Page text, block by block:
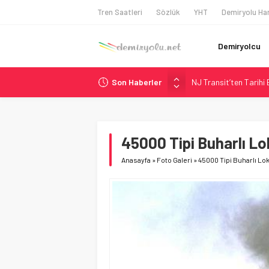
Tren Saatleri Sözlük YHT Demiryolu
Demiryolcu
Son Haberler
NJ Transit’ten Tarihi
Rocky Mountain,
Long Beach
Chicago’da Metra
45000 Tipi Buharlı
Anasayfa » Foto Galeri »45000 Tipi Buharlı